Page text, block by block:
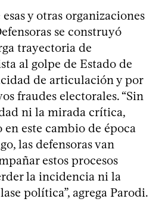
y otras organizaciones
se construyó
trayectoria de
al golpe de Estado de
de articulación y por
fraudes electorales. “Sin
ni la mirada crítica,
este cambio de época
las defensoras van
estos procesos
la incidencia ni la
política”, agrega Parodi.